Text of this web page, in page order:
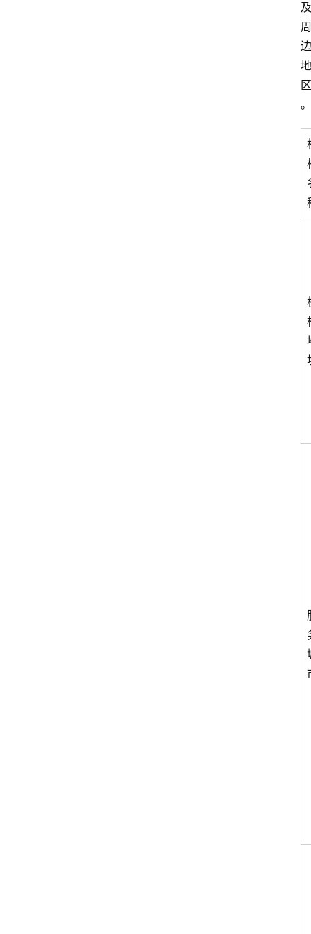
及
周
边
地
区
。